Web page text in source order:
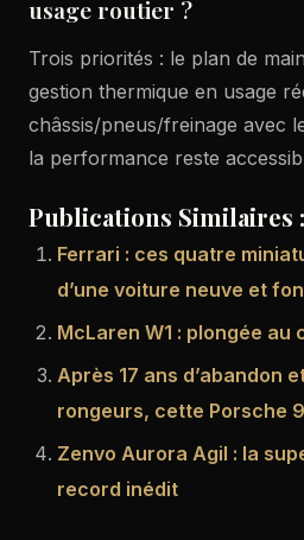
usage routier ?
Trois priorités : le plan de
gestion thermique en usage
châssis/pneus/freinage avec
la performance reste
Publications Similaires :
Ferrari : ces quatre
d’une voiture neuve et
McLaren W1 : plongée
Après 17 ans d’abandon
rongeurs, cette Porsche
Zenvo Aurora Agil : la
record inédit